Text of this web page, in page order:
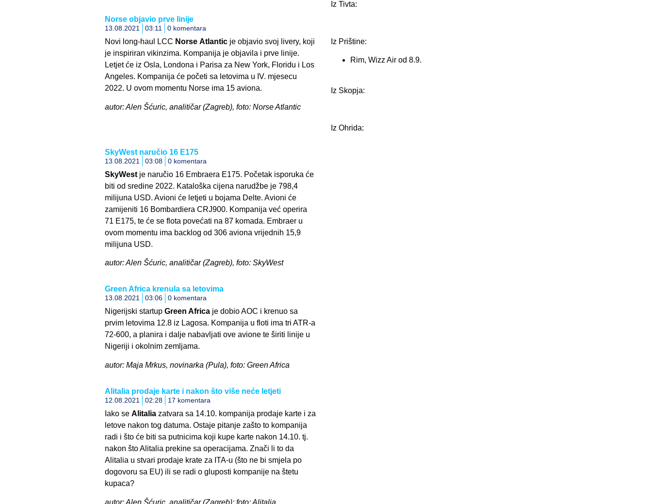
Norse objavio prve linije
13.08.2021 03:11 0 komentara
Novi long-haul LCC Norse Atlanticje objavio svoj livery, koji
je inspiriran vikinzima. Kompanija je objavila i prve linije.
Letjet će iz Osla, Londona i Parisa za New York, Floridu i Los
Angeles. Kompanija će početi sa letovima u IV. mjesecu
2022. U ovom momentu Norse ima 15 aviona.
autor: Alen Šćuric, analitičar (Zagreb), foto: Norse Atlantic
SkyWest naručio 16 E175
13.08.2021 03:08 0 komentara
SkyWestje naručio 16 Embraera E175. Početak isporuka će
biti od sredine 2022. Kataloška cijena narudžbe je 798,4
milijuna USD. Avioni će letjeti u bojama Delte. Avioni će
zamijeniti 16 Bombardiera CRJ900. Kompanija već operira
71 E175, te će se flota povećati na 87 komada. Embraer u
ovom momentu ima backlog od 306 aviona vrijednih 15,9
milijuna USD.
autor: Alen Šćuric, analitičar (Zagreb), foto: SkyWest
Green Africa krenula sa letovima
13.08.2021 03:06 0 komentara
Nigerijski startup Green Africaje dobio AOC i krenuo sa
prvim letovima 12.8 iz Lagosa. Kompanija u floti ima tri ATR-a
72-600, a planira i dalje nabavljati ove avione te širiti linije u
Nigeriji i okolnim zemljama.
autor: Maja Mrkus, novinarka (Pula), foto: Green Africa
Alitalia prodaje karte i nakon što više neće letjeti
12.08.2021 02:28 17 komentara
Iako se Alitaliazatvara sa 14.10. kompanija prodaje karte i za
letove nakon tog datuma. Ostaje pitanje zašto to kompanija
radi i što će biti sa putnicima koji kupe karte nakon 14.10. tj.
nakon što Alitalia prekine sa operacijama. Znači li to da
Alitalia u stvari prodaje krate za ITA-u (što ne bi smjela po
dogovoru sa EU) ili se radi o gluposti kompanije na štetu
kupaca?
autor: Alen Šćuric, analitičar (Zagreb); foto: Alitalia
Iz Tivta:
Iz Prištine:
Rim, Wizz Air od 8.9.
Iz Skopja:
Iz Ohrida: